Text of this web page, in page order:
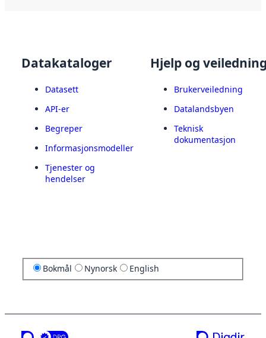
Datakataloger
Datasett
API-er
Begreper
Informasjonsmodeller
Tjenester og
hendelser
Hjelp og
Brukerveiledning
Datalandsbyen
Teknisk
dokumentasjon
Bokmål Nynorsk English